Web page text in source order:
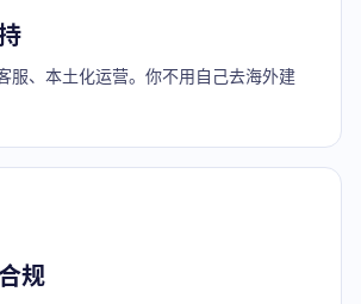
服、本土化运营。你不用自己去海外建
规